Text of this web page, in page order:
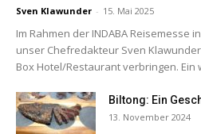
Sven Klawunder - 15. Mai 2025
Im Rahmen der INDABA Reisemesse
unser Chefredakteur Sven
Box Hotel/Restaurant verbringen. Ein
Biltong: Ein
13. November 2024